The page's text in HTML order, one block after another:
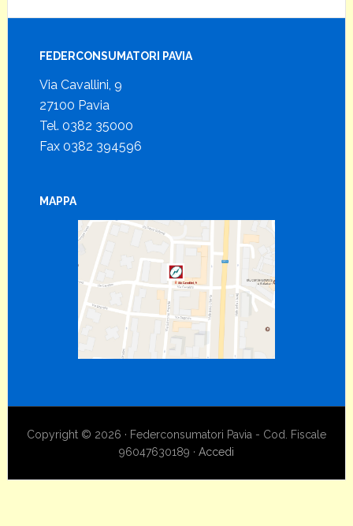
FEDERCONSUMATORI PAVIA
Via Cavallini, 9
27100 Pavia
Tel. 0382 35000
Fax 0382 394596
MAPPA
Copyright © 2026 · Federconsumatori Pavia - Cod. Fiscale
96047630189 · Accedi